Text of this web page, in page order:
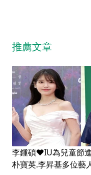
推薦文章
李鍾碩♥IU為兒童節
朴寶英.李昇基多位藝